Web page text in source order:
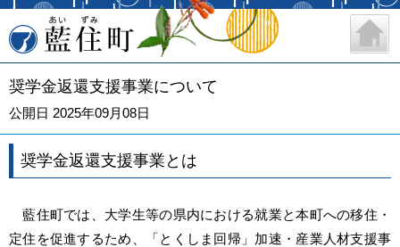
藍住町
奨学金返還支援事業について
公開日 2025年09月08日
奨学金返還支援事業とは
藍住町では、大学生等の県内における就業と本町への移住・
定住を促進するため、「とくしま回帰」加速・産業人材支援事